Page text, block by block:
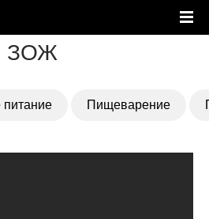
ЗОЖ
Пищеварение